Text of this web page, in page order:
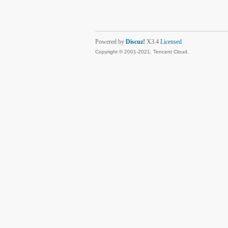
Powered by Discuz! X3.4 Licensed
Copyright © 2001-2021, Tencent Cloud.